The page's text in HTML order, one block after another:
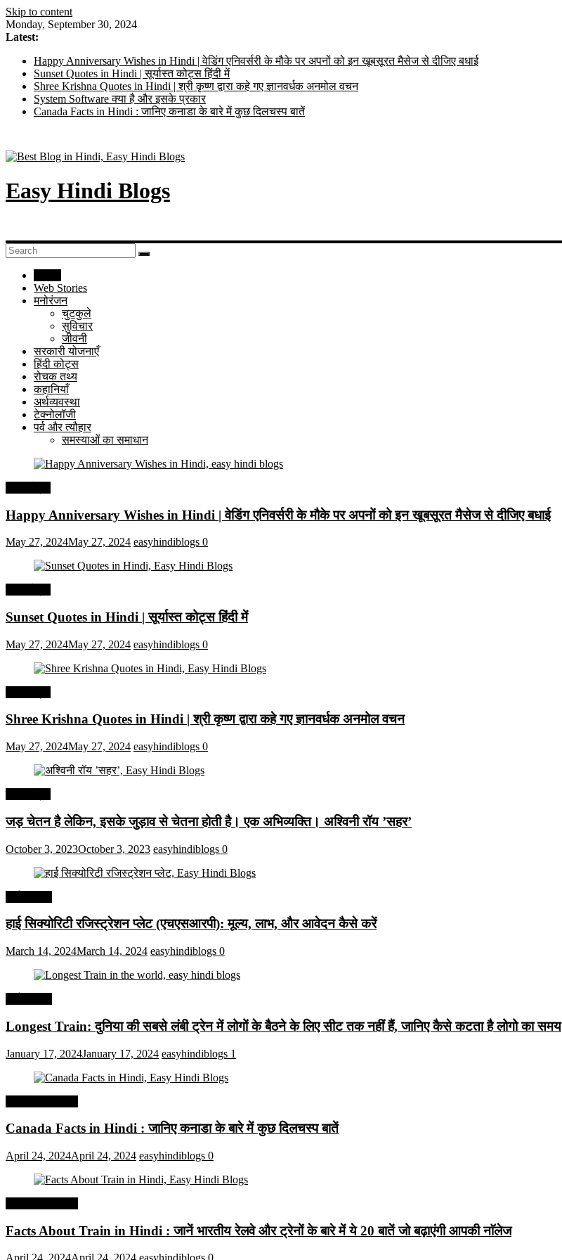
Skip to content
Monday, September 30, 2024
Latest:
Happy Anniversary Wishes in Hindi | वेडिंग एनिवर्सरी के मौके पर अपनों को इन खूबसूरत मैसेज से दीजिए बधाई
Sunset Quotes in Hindi | सूर्यास्त कोट्स हिंदी में
Shree Krishna Quotes in Hindi | श्री कृष्ण द्वारा कहे गए ज्ञानवर्धक अनमोल वचन
System Software क्या है और इसके प्रकार
Canada Facts in Hindi : जानिए कनाडा के बारे में कुछ दिलचस्प बातें
Easy Hindi Blogs
Web Stories
मनोरंजन
चुटकुले
सुविचार
जीवनी
सरकारी योजनाएँ
हिंदी कोट्स
रोचक तथ्य
कहानियाँ
अर्थव्यवस्था
टेक्नोलॉजी
पर्व और त्यौहार
समस्याओं का समाधान
Happy Anniversary Wishes in Hindi | वेडिंग एनिवर्सरी के मौके पर अपनों को इन खूबसूरत मैसेज से दीजिए बधाई
May 27, 2024May 27, 2024 easyhindiblogs 0
Sunset Quotes in Hindi | सूर्यास्त कोट्स हिंदी में
May 27, 2024May 27, 2024 easyhindiblogs 0
Shree Krishna Quotes in Hindi | श्री कृष्ण द्वारा कहे गए ज्ञानवर्धक अनमोल वचन
May 27, 2024May 27, 2024 easyhindiblogs 0
जड़ चेतन है लेकिन, इसके जुड़ाव से चेतना होती है। एक अभिव्यक्ति। अश्विनी रॉय ’सहर’
October 3, 2023October 3, 2023 easyhindiblogs 0
हाई सिक्योरिटी रजिस्ट्रेशन प्लेट (एचएसआरपी): मूल्य, लाभ, और आवेदन कैसे करें
March 14, 2024March 14, 2024 easyhindiblogs 0
Longest Train: दुनिया की सबसे लंबी ट्रेन में लोगों के बैठने के लिए सीट तक ​​नहीं हैं, जानिए कैसे कटता है लोगो का समय
January 17, 2024January 17, 2024 easyhindiblogs 1
Canada Facts in Hindi : जानिए कनाडा के बारे में कुछ दिलचस्प बातें
April 24, 2024April 24, 2024 easyhindiblogs 0
Facts About Train in Hindi : जानें भारतीय रेलवे और ट्रेनों के बारे में ये 20 बातें जो बढ़ाएंगी आपकी नाॅलेज